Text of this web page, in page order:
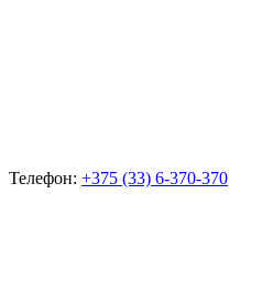
Телефон: +375 (33) 6-370-370